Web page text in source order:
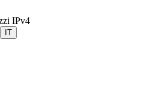
IPv4
IT